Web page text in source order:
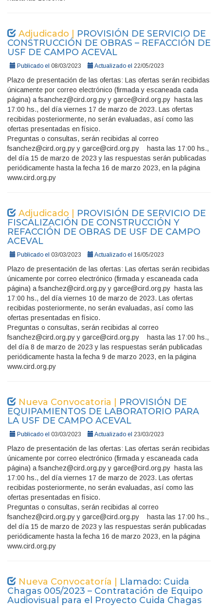
Adjudicado | PROVISIÓN DE SERVICIO DE
CONSTRUCCIÓN DE OBRAS – REFACCIÓN DE
USF DE CAMPO ACEVAL
Publicado el 08/03/2023 Actualizado el 22/05/2023
Plazo de presentación de las ofertas: Las ofertas serán recibidas
únicamente por correo electrónico (firmada y escaneada cada
página) a fsanchez@cird.org.py y garce@cird.org.py hasta las
17:00 hs., del día viernes 17 de marzo de 2023. Las ofertas
recibidas posteriormente, no serán evaluadas, así como las
ofertas presentadas en físico.
Preguntas o consultas, serán recibidas al correo
fsanchez@cird.org.py y garce@cird.org.py hasta las 17:00 hs.,
del día 15 de marzo de 2023 y las respuestas serán publicadas
periódicamente hasta la fecha 16 de marzo 2023, en la página
www.cird.org.py
Adjudicado | PROVISIÓN DE SERVICIO DE
FISCALIZACIÓN DE CONSTRUCCIÓN Y
REFACCIÓN DE OBRAS DE USF DE CAMPO
ACEVAL
Publicado el 03/03/2023 Actualizado el 16/05/2023
Plazo de presentación de las ofertas: Las ofertas serán recibidas
únicamente por correo electrónico (firmada y escaneada cada
página) a fsanchez@cird.org.py y garce@cird.org.py hasta las
17:00 hs., del día viernes 10 de marzo de 2023. Las ofertas
recibidas posteriormente, no serán evaluadas, así como las
ofertas presentadas en físico.
Preguntas o consultas, serán recibidas al correo
fsanchez@cird.org.py y garce@cird.org.py hasta las 17:00 hs.,
del día 8 de marzo de 2023 y las respuestas serán publicadas
periódicamente hasta la fecha 9 de marzo 2023, en la página
www.cird.org.py
Nueva Convocatoria | PROVISIÓN DE
EQUIPAMIENTOS DE LABORATORIO PARA
LA USF DE CAMPO ACEVAL
Publicado el 03/03/2023 Actualizado el 23/03/2023
Plazo de presentación de las ofertas: Las ofertas serán recibidas
únicamente por correo electrónico (firmada y escaneada cada
página) a fsanchez@cird.org.py y garce@cird.org.py hasta las
17:00 hs., del día viernes 17 de marzo de 2023. Las ofertas
recibidas posteriormente, no serán evaluadas, así como las
ofertas presentadas en físico.
Preguntas o consultas, serán recibidas al correo
fsanchez@cird.org.py y garce@cird.org.py hasta las 17:00 hs.,
del día 15 de marzo de 2023 y las respuestas serán publicadas
periódicamente hasta la fecha 16 de marzo 2023, en la página
www.cird.org.py
Nueva Convocatoría | Llamado: Cuida
Chagas 005/2023 – Contratación de Equipo
Audiovisual para el Proyecto Cuida Chagas